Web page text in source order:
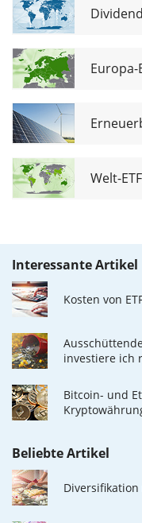
Europa-
Welt-
Interessante Artikel
Kosten von
investiere ich
Bitcoin- und
Beliebte Artikel